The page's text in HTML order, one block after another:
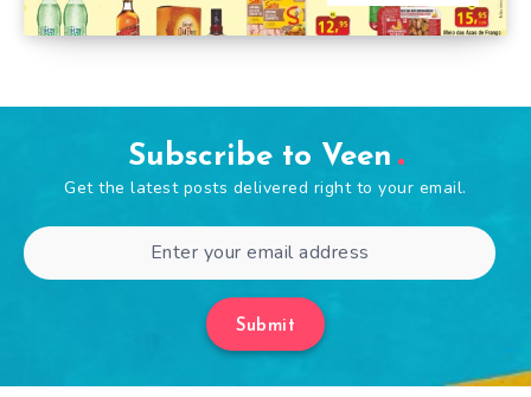
Subscribe to Veen
Get the latest posts delivered right to your email.
Submit